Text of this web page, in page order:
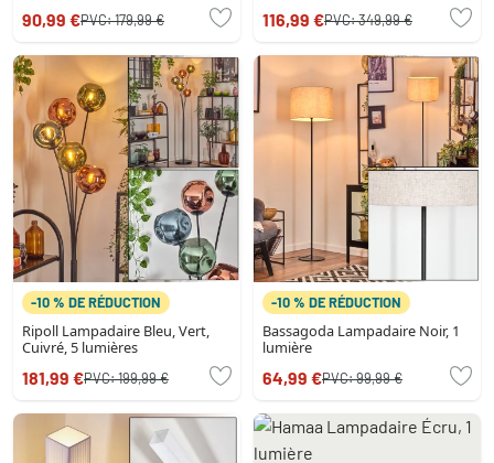
90,99 €PVC:179,99 € 116,99 €PVC:349,99 €
-10 % DE RÉDUCTION
Ripoll Lampadaire Bleu, Vert,
Cuivré, 5 lumières
181,99 €PVC:199,99 €
-10 % DE RÉDUCTION
Bassagoda Lampadaire Noir, 1
lumière
64,99 €PVC:99,99 €